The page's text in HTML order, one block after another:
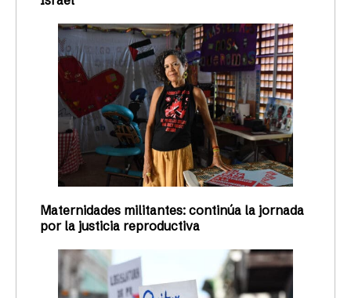
Maternidades militantes: continúa la jornada
por la justicia reproductiva